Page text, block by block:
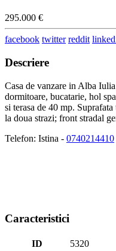
295.000 €
facebook twitter reddit
Descriere
Casa de vanzare in Alba
dormitoare, bucatarie, hol
si terasa de 40 mp.
la doua strazi; front stradal
Telefon: Istina - 0740214410
Caracteristici
ID
5320